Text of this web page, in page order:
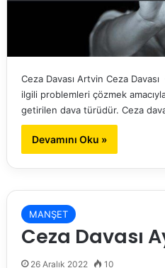
Ceza Davası Artvin Ceza
ilgili problemleri çözmek
getirilen dava türüdür. Ceza
Devamını Oku »
MANŞET
Ceza Davası
26 Aralık 2022 10